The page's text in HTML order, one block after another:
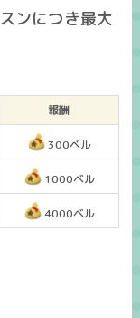
ンにつき最大
報酬
300ベル
1000ベル
4000ベル